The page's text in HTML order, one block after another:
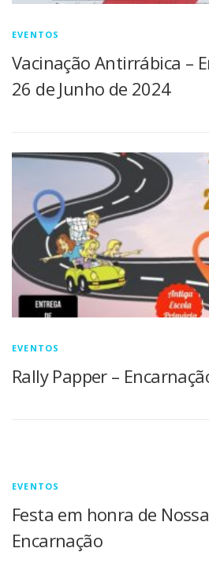
EVENTOS
Vacinação Antirrábica –
26 de Junho de 2024
EVENTOS
Rally Papper –
EVENTOS
Festa em honra de
Encarnação